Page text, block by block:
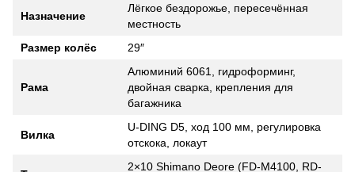
Назначение
Лёгкое бездорожье, пересечённая
местность
Размер колёс
29″
Рама
Алюминий 6061, гидроформинг,
двойная сварка, крепления для
багажника
Вилка
U-DING D5, ход 100 мм, регулировка
отскока, локаут
2×10 Shimano Deore (FD-M4100, RD-